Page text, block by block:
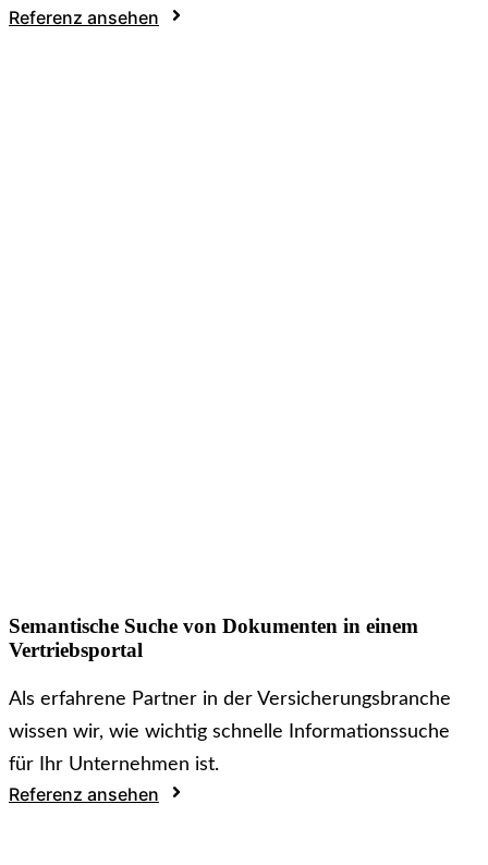
Referenz ansehen
Semantische Suche von Dokumenten in einem
Vertriebsportal
Als erfahrene Partner in der Versicherungsbranche
wissen wir, wie wichtig schnelle Informationssuche
für Ihr Unternehmen ist.
Referenz ansehen